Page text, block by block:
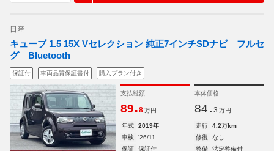
日産
キューブ 1.5 15X Vセレクション 純正7インチSDナビ フルセ
グ Bluetooth
保証付 車両品質保証書付 購入プラン付き
支払総額
89.8 万円
本体価格
84. 3 万円
年式 2019年 走行
4.2万km
車検
'26/11 修復
なし
保証
保証付 整備
法定整備付